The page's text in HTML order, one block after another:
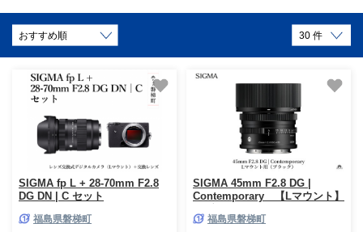
SIGMA fp L + 28-70mm F2.8
DG DN | C セット
福島県磐梯町
SIGMA 45mm F2.8 DG |
Contemporary 【Lマウント】
福島県磐梯町